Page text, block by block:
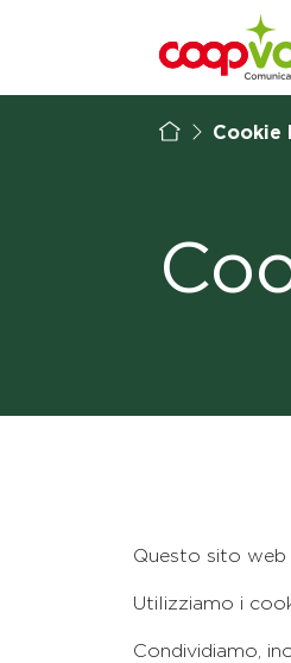
Cookie
Questo sito web
Utilizziamo i
Condividiamo,